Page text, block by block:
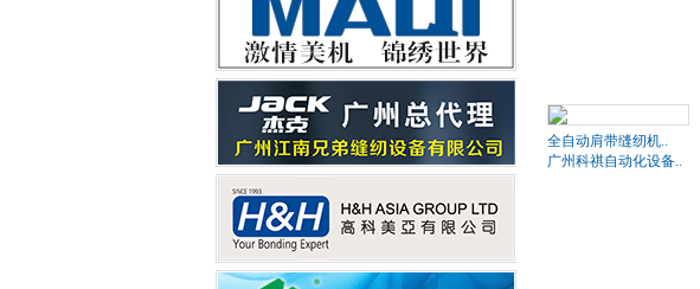
全自动肩带缝纫机..
广州科祺自动化设备..